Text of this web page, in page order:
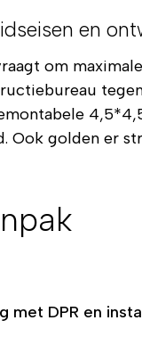
en
om
Ook golden er
met DPR en